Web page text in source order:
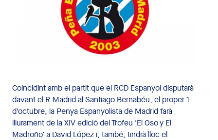
Coincidint amb el partit que el RCD Espanyol disputarà
davant el R.Madrid al Santiago Bernabéu, el proper 1
d'octubre, la Penya Espanyolista de Madrid farà
lliurament de la XIV edició del Trofeu ‘El Oso y El
Madroño’ a David López i, també, tindrà lloc el